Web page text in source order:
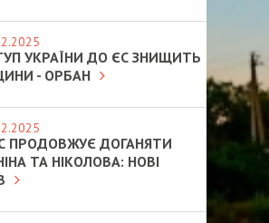
УКРАЇНИ ДО ЄС ЗНИЩИТЬ
- ОРБАН
ПРОДОВЖУЄ ДОГАНЯТИ
ТА НІКОЛОВА: НОВІ